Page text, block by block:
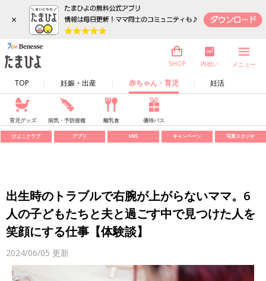
×
TOP 妊娠・出産 赤ちゃん・育児 妊活
SHOP 内祝い メニュー
育児グッズ 病気・予防接種 離乳食 優待パス
ひよこクラブ アプリ SNS キャンペーン 写真スタジオ
出生時のトラブルで右腕が上がらないママ。6
人の子どもたちと夫と過ごす中で見つけた人を
笑顔にする仕事【体験談】
2024/06/05 更新